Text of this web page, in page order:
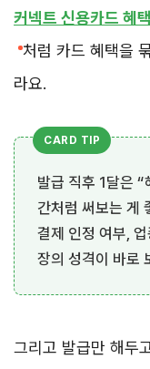
커넥트 신용카드 혜
처럼 카드 혜택을
라요.
발급 직후 1달은
간처럼 써보는 게
결제 인정 여부,
장의 성격이 바로
그리고 발급만 해두